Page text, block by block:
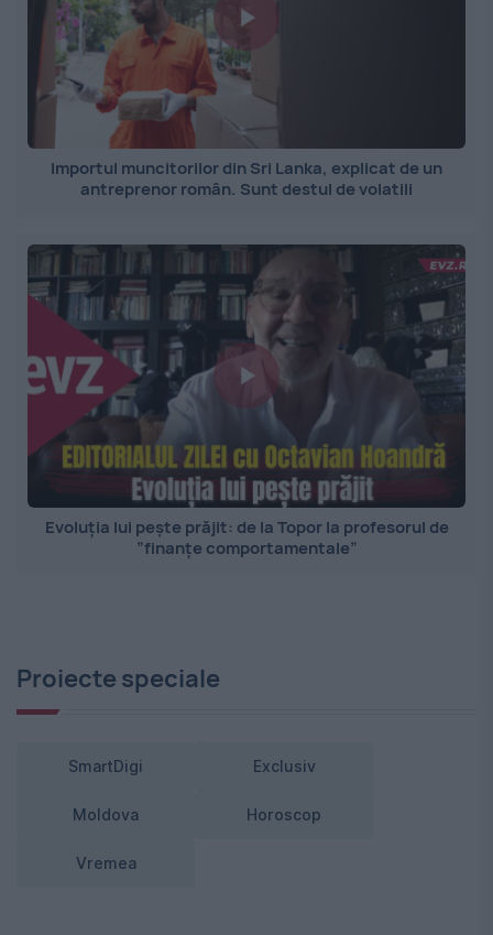
Importul muncitorilor din Sri Lanka, explicat de un
antreprenor român. Sunt destul de volatili
Evoluția lui pește prăjit: de la Topor la profesorul de
”finanțe comportamentale”
Proiecte speciale
SmartDigi Exclusiv
Moldova Horoscop
Vremea